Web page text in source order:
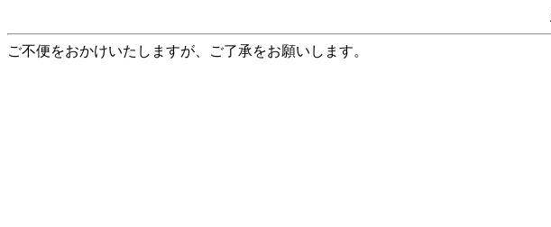
ご不便をおかけいたしますが、ご了承をお願いします。